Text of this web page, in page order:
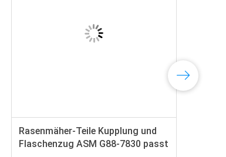
Rasenmäher-Teile Kupplung und
Flaschenzug ASM G88-7830 passt